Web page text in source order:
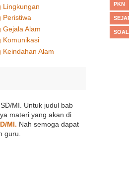
Lingkungan
Peristiwa
Gejala Alam
Komunikasi
Alam
MI. Untuk judul bab
materi yang akan di
MI. Nah semoga dapat
guru.
PKN